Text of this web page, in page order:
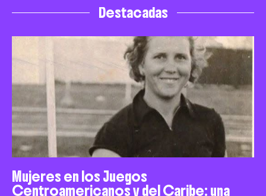
Destacadas
Mujeres en los Juegos
Centroamericanos y del Caribe: una